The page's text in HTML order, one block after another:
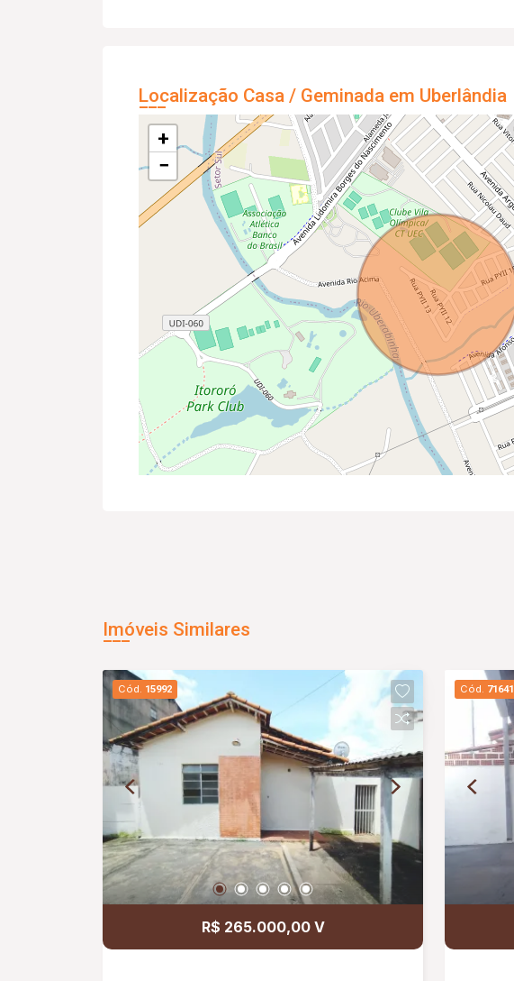
Localização Casa / Geminada em Uberlândia
+
−
Imóveis Similares
Cód. 15992
R$ 265.000,00 V
Cód. 71641